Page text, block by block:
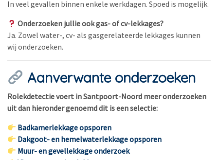
In veel gevallen binnen enkele werkdagen. Spoed is mogelijk.
Onderzoeken jullie ook gas- of cv-lekkages?
Ja. Zowel water-, cv- als gasgerelateerde lekkages kunnen
wij onderzoeken.
Aanverwante onderzoeken
Rolekdetectie voert in Santpoort-Noord meer onderzoeken
uit dan hieronder genoemd dit is een selectie:
Badkamerlekkage opsporen
Dakgoot- en hemelwaterlekkage opsporen
Muur- en gevellekkage onderzoek